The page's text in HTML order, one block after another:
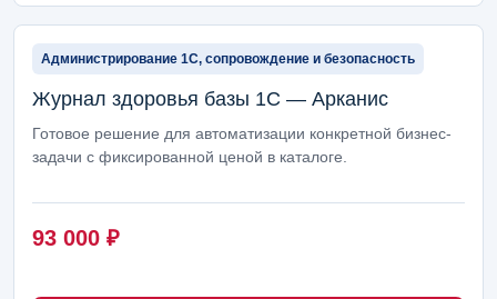
Администрирование 1С, сопровождение и безопасность
Журнал здоровья базы 1С — Арканис
Готовое решение для автоматизации конкретной бизнес-
задачи с фиксированной ценой в каталоге.
93 000 ₽